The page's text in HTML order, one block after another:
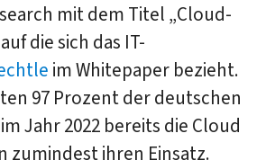
mit dem Titel „Cloud-
die sich das IT-
im Whitepaper bezieht.
97 Prozent der deutschen
Jahr 2022 bereits die Cloud
zumindest ihren Einsatz.